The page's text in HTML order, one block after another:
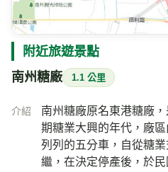
附近旅遊景點
南州糖廠 1.1 公里
介紹
南州糖廠原名東港糖廠
期糖業大興的年代，廠
列列的五分車，自從糖
繼，在決定停產後，於